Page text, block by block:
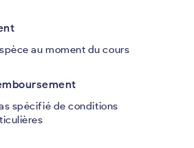
au moment du cours
spécifié de conditions